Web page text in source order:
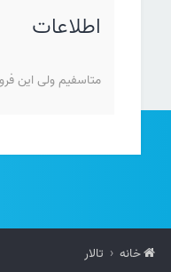
اطلاعات
متاسفیم ولی این
خانه تالار